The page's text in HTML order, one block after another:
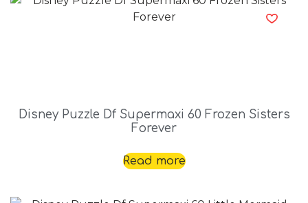
Disney Puzzle Df Supermaxi 60 Frozen Sisters
Forever
Read more